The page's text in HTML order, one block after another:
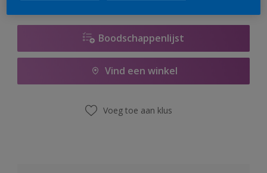
Boodschappenlijst
Vind een winkel
Voeg toe aan klus